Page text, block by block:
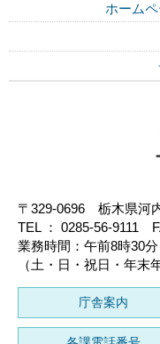
ホーム
〒329-0696 栃木県河
TEL ： 0285-56-9111
業務時間：午前8時30
（土・日・祝日・年末
庁舎案内